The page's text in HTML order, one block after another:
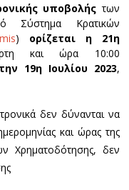
υποβολής των
Σύστημα Κρατικών
) ορίζεται η 21η
και ώρα 10:00
19η Ιουλίου 2023,
δεν δύνανται να
και ώρας της
Χρηματοδότησης, δεν